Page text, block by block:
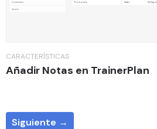
CARACTERÍSTICAS
Añadir Notas en TrainerPlan
Siguiente →